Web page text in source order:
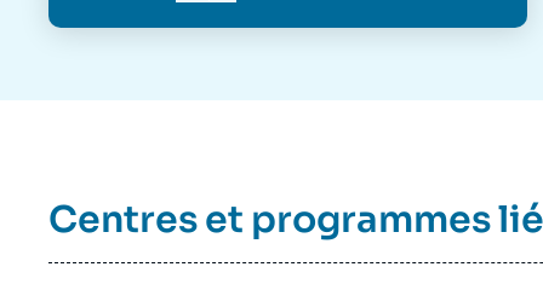
Centres et programmes